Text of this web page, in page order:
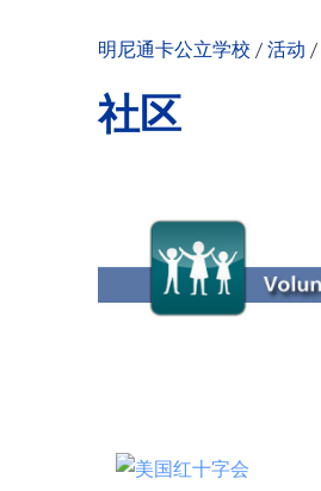
明尼通卡公立学校 /活动 /
社区